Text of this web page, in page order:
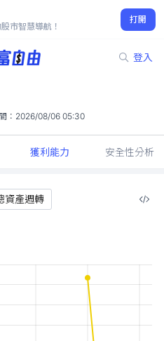
市智慧導航！
打開
登入
： 2026/08/06 05:30
獲利能力 安全性分析
資產週轉